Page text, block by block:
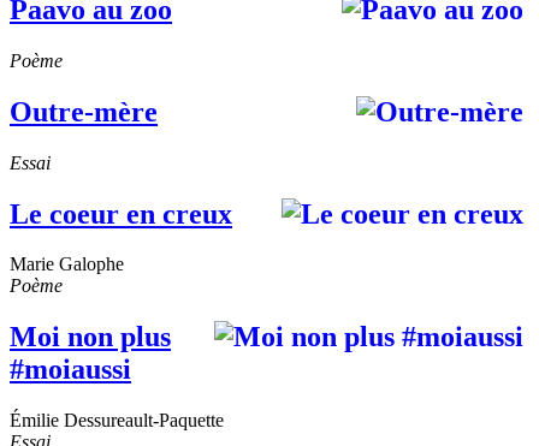
Paavo au zoo
Poème
Outre-mère
Essai
Le coeur en creux
Marie Galophe
Poème
Moi non plus
#moiaussi
Émilie Dessureault-Paquette